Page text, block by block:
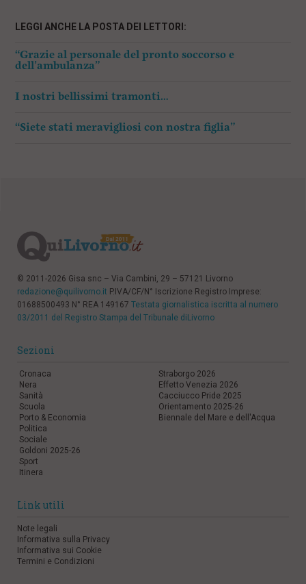
LEGGI ANCHE LA POSTA DEI LETTORI:
“Grazie al personale del pronto soccorso e
dell’ambulanza”
I nostri bellissimi tramonti…
“Siete stati meravigliosi con nostra figlia”
© 2011-2026 Gisa snc – Via Cambini, 29 – 57121 Livorno
redazione@quilivorno.it P.IVA/CF/N° Iscrizione Registro Imprese:
01688500493 N° REA 149167 Testata giornalistica iscritta al numero
03/2011 del Registro Stampa del Tribunale diLivorno
Sezioni
Cronaca
Nera
Sanità
Scuola
Porto & Economia
Politica
Sociale
Goldoni 2025-26
Sport
Itinera
Straborgo 2026
Effetto Venezia 2026
Cacciucco Pride 2025
Orientamento 2025-26
Biennale del Mare e dell'Acqua
Link utili
Note legali
Informativa sulla Privacy
Informativa sui Cookie
Termini e Condizioni